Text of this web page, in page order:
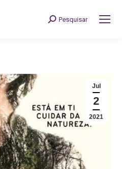
Search:
Pesquisar
Jul
2
2021